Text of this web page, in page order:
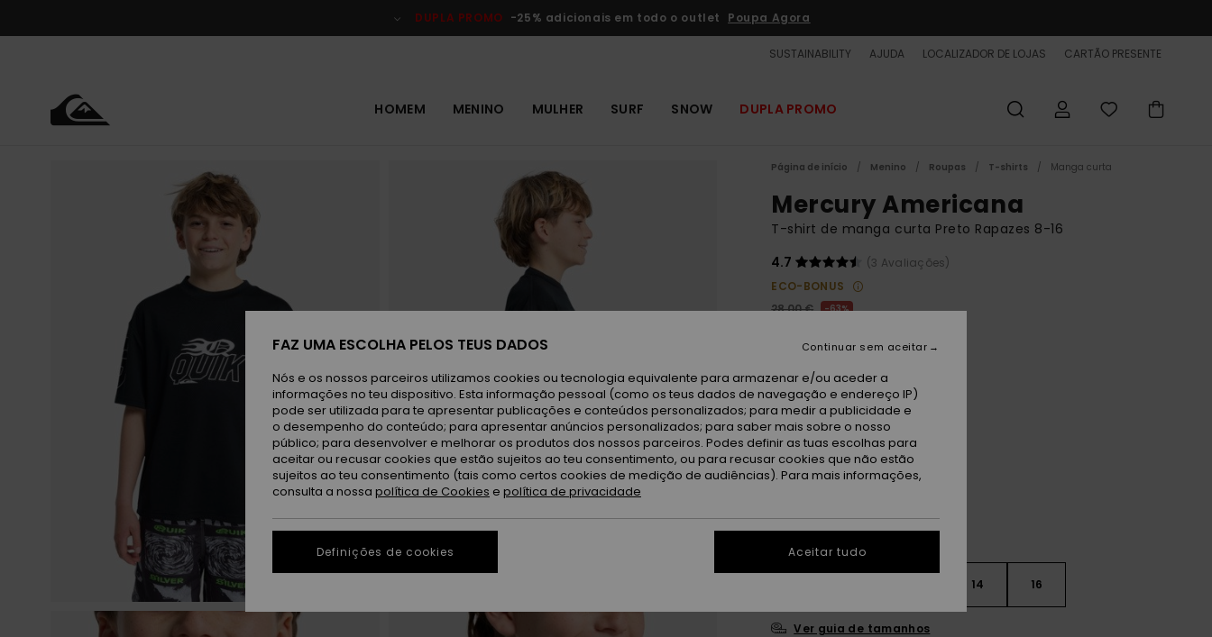
do
DUPLA PROMO -25% adicionais em todo o outlet Poupa Agora
SUSTAINABILITY AJUDA LOCALIZADOR DE LOJAS CARTÃO PRESENTE
HOMEM MENINO MULHER SURF SNOW DUPLA PROMO
Página de início Menino Roupas T-shirts Manga curta
Mercury Americana
T-shirt de manga curta Preto Rapazes 8-16
4.7
(3 Avaliações)
ECO-BONUS
28,00 €
63%
DUPLA PROMO 25% EXTRA
CorBlack
14 16
Ver guia de tamanhos
FAZ UMA ESCOLHA PELOS TEUS DADOS
Nós e os nossos parceiros utilizamos cookies ou tecnologia equivalente para armazenar e/ou aceder a
informações no teu dispositivo. Esta informação pessoal (como os teus dados de navegação e endereço IP)
pode ser utilizada para te apresentar publicações e conteúdos personalizados; para medir a publicidade e
o desempenho do conteúdo; para apresentar anúncios personalizados; para saber mais sobre o nosso
público; para desenvolver e melhorar os produtos dos nossos parceiros. Podes definir as tuas escolhas para
aceitar ou recusar cookies que estão sujeitos ao teu consentimento, ou para recusar cookies que não estão
sujeitos ao teu consentimento (tais como certos cookies de medição de audiências). Para mais informações,
consulta a nossa política de Cookies e política de privacidade
Definições de cookies
Continuar sem aceitar
Aceitar tudo